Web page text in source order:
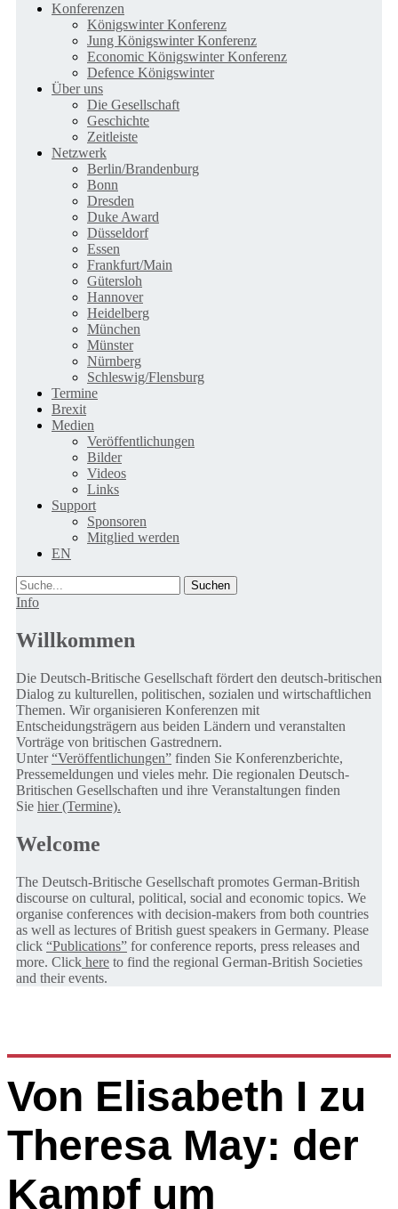
Konferenzen
Königswinter Konferenz
Jung Königswinter Konferenz
Economic Königswinter Konferenz
Defence Königswinter
Über uns
Die Gesellschaft
Geschichte
Zeitleiste
Netzwerk
Berlin/Brandenburg
Bonn
Dresden
Duke Award
Düsseldorf
Essen
Frankfurt/Main
Gütersloh
Hannover
Heidelberg
München
Münster
Nürnberg
Schleswig/Flensburg
Termine
Brexit
Medien
Veröffentlichungen
Bilder
Videos
Links
Support
Sponsoren
Mitglied werden
EN
Suche
Info
Willkommen
Die Deutsch-Britische Gesellschaft fördert den deutsch-britischen
Dialog zu kulturellen, politischen, sozialen und wirtschaftlichen
Themen. Wir organisieren Konferenzen mit
Entscheidungsträgern aus beiden Ländern und veranstalten
Vorträge von britischen Gastrednern.
Unter“Veröffentlichungen” finden Sie Konferenzberichte,
Pressemeldungen und vieles mehr. Die regionalen Deutsch-
Britischen Gesellschaften und ihre Veranstaltungen finden
Sie hier (Termine).
Welcome
The Deutsch-Britische Gesellschaft promotes German-British
discourse on cultural, political, social and economic topics. We
organise conferences with decision-makers from both countries
as well as lectures of British guest speakers in Germany. Please
click “Publications” for conference reports, press releases and
more. Click here to find the regional German-British Societies
and their events.
Von Elisabeth I zu
Theresa May: der
Kampf um